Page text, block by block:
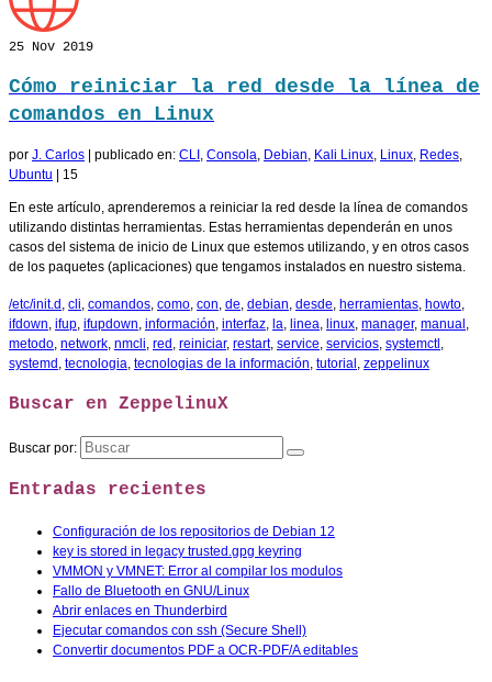
25 Nov 2019
Cómo reiniciar la red desde la línea de
comandos en Linux
por J. Carlos publicado en: CLI , Consola, Debian, Kali Linux, Linux, Redes,
Ubuntu
15
En este artículo, aprenderemos a reiniciar la red desde la línea de comandos
utilizando distintas herramientas. Estas herramientas dependerán en unos
casos del sistema de inicio de Linux que estemos utilizando, y en otros casos
de los paquetes (aplicaciones) que tengamos instalados en nuestro sistema.
/etc/init.d , cli, comandos, como, con, de, debian, desde, herramientas, howto,
ifdown, ifup, ifupdown, información, interfaz, la, linea, linux, manager, manual ,
metodo, network, nmcli, red , reiniciar, restart, service, servicios, systemctl ,
systemd , tecnologia, tecnologias de la información, tutorial , zeppelinux
Buscar en ZeppelinuX
Buscar por:
Entradas recientes
Configuración de los repositorios de Debian 12
key is stored in legacy trusted.gpg keyring
VMMON y VMNET: Error al compilar los modulos
Fallo de Bluetooth en GNU/Linux
Abrir enlaces en Thunderbird
Ejecutar comandos con ssh (Secure Shell)
Convertir documentos PDF a OCR-PDF/A editables